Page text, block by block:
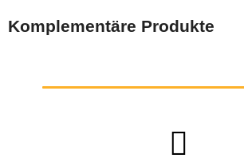
Komplementäre Produkte